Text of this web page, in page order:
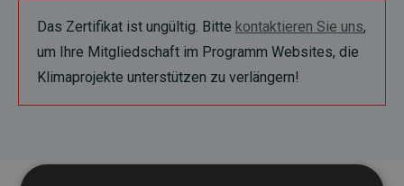
Das Zertifikat ist ungültig. Bitte kontaktieren Sie uns,
um Ihre Mitgliedschaft im Programm Websites, die
Klimaprojekte unterstützen zu verlängern!